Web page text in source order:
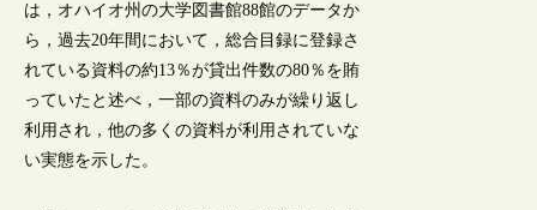
は，オハイオ州の大学図書館88館のデータか
ら，過去20年間において，総合目録に登録さ
れている資料の約13％が貸出件数の80％を賄
っていたと述べ，一部の資料のみが繰り返し
利用され，他の多くの資料が利用されていな
い実態を示した。